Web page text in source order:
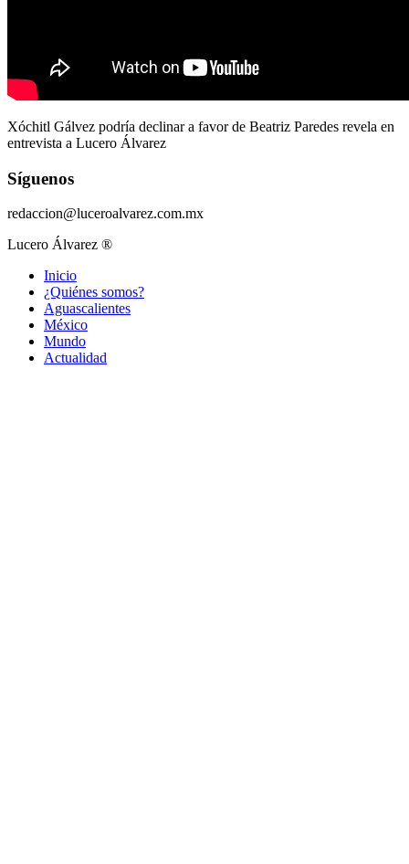
Xóchitl Gálvez podría declinar a favor de Beatriz Paredes revela en
entrevista a Lucero Álvarez
Síguenos
redaccion@luceroalvarez.com.mx
Lucero Álvarez ®
Inicio
¿Quiénes somos?
Aguascalientes
México
Mundo
Actualidad